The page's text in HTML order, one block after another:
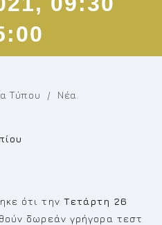
Τύπου / Νέα
ότι την Τετάρτη 26
δωρεάν γρήγορα τεστ